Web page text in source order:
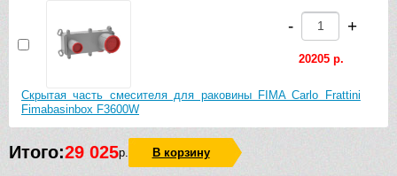
Скрытая часть смесителя для раковины FIMA Carlo Frattini
Fimabasinbox F3600W
- +
20205 р.
Итого:29 025р. В корзину